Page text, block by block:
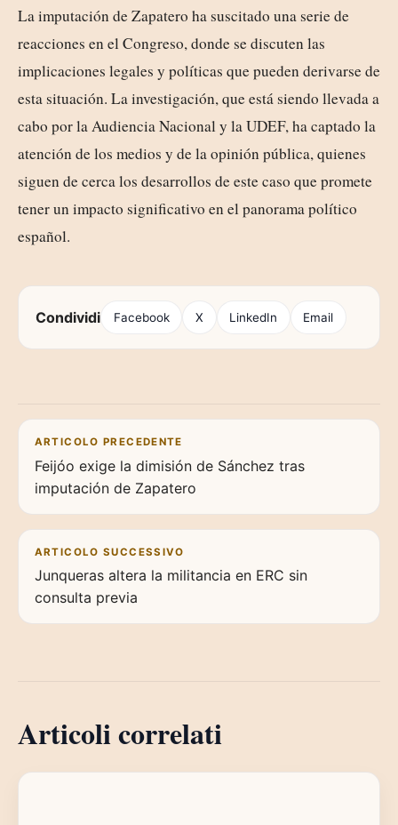
La imputación de Zapatero ha suscitado una serie de
reacciones en el Congreso, donde se discuten las
implicaciones legales y políticas que pueden derivarse de
esta situación. La investigación, que está siendo llevada a
cabo por la Audiencia Nacional y la UDEF, ha captado la
atención de los medios y de la opinión pública, quienes
siguen de cerca los desarrollos de este caso que promete
tener un impacto significativo en el panorama político
español.
Condividi Facebook X LinkedIn Email
Navigazione articoli
ARTICOLO PRECEDENTE
Feijóo exige la dimisión de Sánchez tras
imputación de Zapatero
ARTICOLO SUCCESSIVO
Junqueras altera la militancia en ERC sin
consulta previa
Articoli correlati